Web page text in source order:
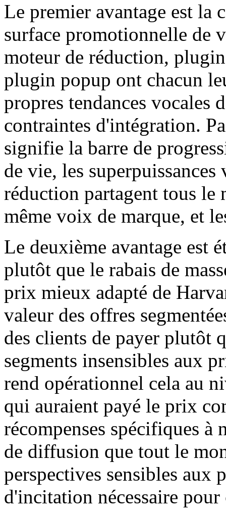
Le premier avantage est la
surface promotionnelle de
moteur de réduction,
plugin popup ont chacun
propres tendances vocales
contraintes d'intégration.
signifie la barre de
de vie, les
réduction partagent tous le
même voix de marque, et
Le deuxième avantage est
plutôt que le rabais de
prix mieux adapté de
valeur des offres
des clients de payer plutôt
segments insensibles aux
rend opérationnel cela au
qui auraient payé le prix
récompenses spécifiques à
de diffusion que tout le
perspectives sensibles
d'incitation nécessaire